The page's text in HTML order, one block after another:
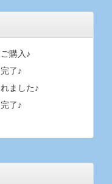
購入♪
了♪
ました♪
了♪